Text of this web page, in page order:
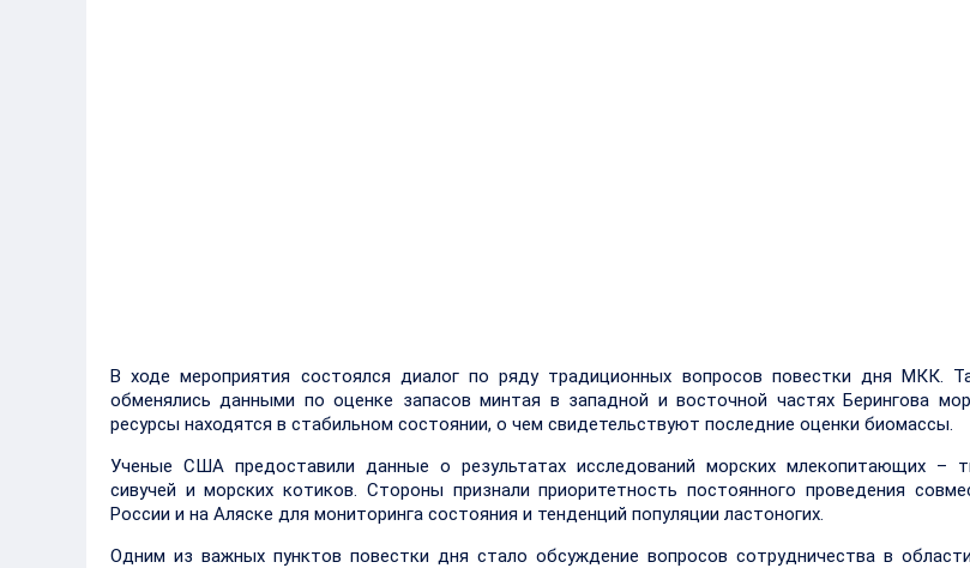
В ходе мероприятия состоялся диалог по ряду традиционных вопросов повестки дня МКК.
обменялись данными по оценке запасов минтая в западной и восточной частях Берингова
ресурсы находятся в стабильном состоянии, о чем свидетельствуют последние оценки биомассы.
Ученые США предоставили данные о результатах исследований морских млекопитающих –
сивучей и морских котиков. Стороны признали приоритетность постоянного проведения
России и на Аляске для мониторинга состояния и тенденций популяции ластоногих.
Одним из важных пунктов повестки дня стало обсуждение вопросов сотрудничества в области